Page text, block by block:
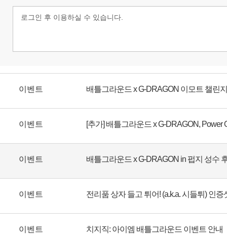
이벤트 배틀그라운드 x G-DRAGON 이모트 챌린
이벤트 [추가] 배틀그라운드 x G-DRAGON, Power
이벤트 배틀그라운드 x G-DRAGON in 펍지 성수
이벤트 전리품 상자 들고 튀어! (a.k.a. 시들튀) 인증
이벤트 치지직: 아이엠 배틀그라운드 이벤트 안내